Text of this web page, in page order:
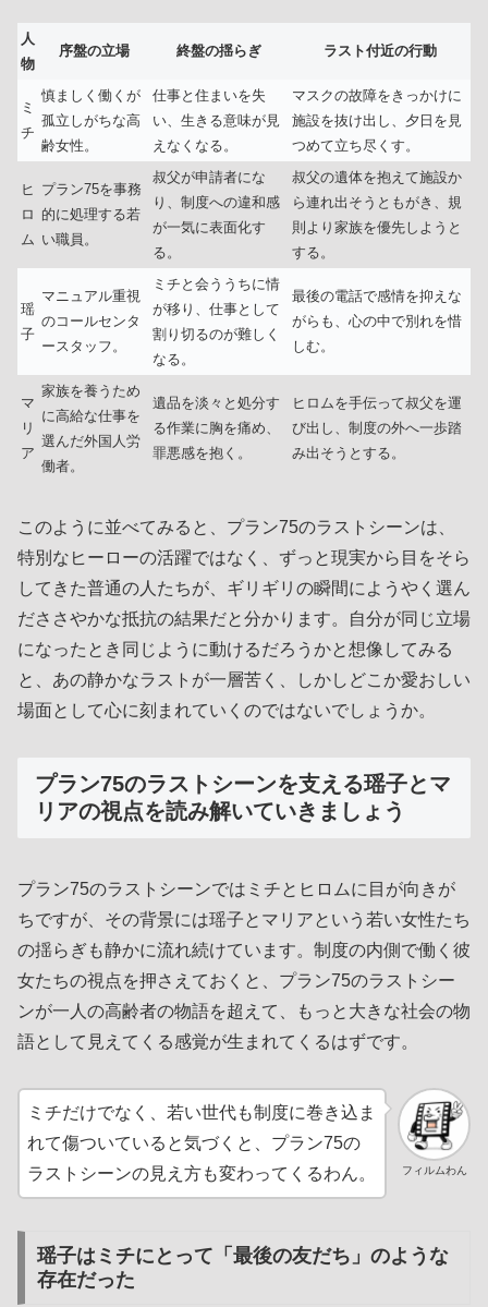
人
物
序盤の立場 終盤の揺らぎ ラスト付近の行動
ミ
チ
慎ましく働くが
孤立しがちな高
齢女性。
仕事と住まいを失
い、生きる意味が見
えなくなる。
マスクの故障をきっかけに
施設を抜け出し、夕日を見
つめて立ち尽くす。
ヒ
ロ
ム
プラン75を事務
的に処理する若
い職員。
叔父が申請者にな
り、制度への違和感
が一気に表面化す
る。
叔父の遺体を抱えて施設か
ら連れ出そうともがき、規
則より家族を優先しようと
する。
瑶
子
マニュアル重視
のコールセンタ
ースタッフ。
ミチと会ううちに情
が移り、仕事として
割り切るのが難しく
なる。
最後の電話で感情を抑えな
がらも、心の中で別れを惜
しむ。
マ
リ
ア
家族を養うため
に高給な仕事を
選んだ外国人労
働者。
遺品を淡々と処分す
る作業に胸を痛め、
罪悪感を抱く。
ヒロムを手伝って叔父を運
び出し、制度の外へ一歩踏
み出そうとする。
このように並べてみると、プラン75のラストシーンは、
特別なヒーローの活躍ではなく、ずっと現実から目をそら
してきた普通の人たちが、ギリギリの瞬間にようやく選ん
だささやかな抵抗の結果だと分かります。自分が同じ立場
になったとき同じように動けるだろうかと想像してみる
と、あの静かなラストが一層苦く、しかしどこか愛おしい
場面として心に刻まれていくのではないでしょうか。
プラン75のラストシーンを支える瑶子とマ
リアの視点を読み解いていきましょう
プラン75のラストシーンではミチとヒロムに目が向きが
ちですが、その背景には瑶子とマリアという若い女性たち
の揺らぎも静かに流れ続けています。制度の内側で働く彼
女たちの視点を押さえておくと、プラン75のラストシー
ンが一人の高齢者の物語を超えて、もっと大きな社会の物
語として見えてくる感覚が生まれてくるはずです。
フィルムわん
ミチだけでなく、若い世代も制度に巻き込ま
れて傷ついていると気づくと、プラン75の
ラストシーンの見え方も変わってくるわん。
瑶子はミチにとって「最後の友だち」のような
存在だった